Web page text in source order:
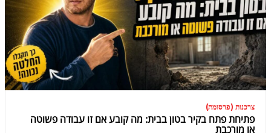
צרכנות (פרסומת)
פתיחת פתח בקיר בטון בבית: מה קובע אם זו עבודה פשוטה
או מורכבת